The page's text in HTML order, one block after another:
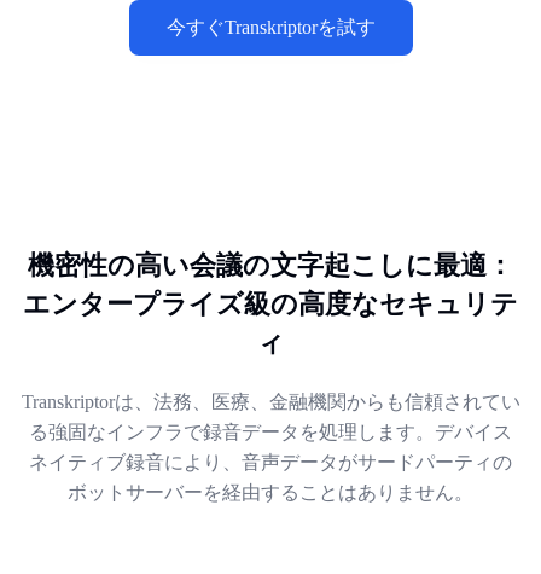
今すぐTranskriptorを試す
機密性の高い会議の文字起こしに最適：
エンタープライズ級の高度なセキュリテ
ィ
Transkriptorは、法務、医療、金融機関からも信頼されてい
る強固なインフラで録音データを処理します。デバイス
ネイティブ録音により、音声データがサードパーティの
ボットサーバーを経由することはありません。